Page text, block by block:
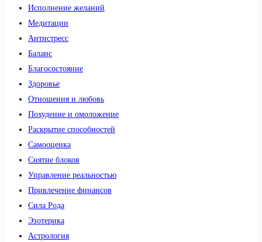
Исполнение желаний
Медитации
Антистресс
Баланс
Благосостояние
Здоровье
Отношения и любовь
Похудение и омоложение
Раскрытие способностей
Самооценка
Снятие блоков
Управление реальностью
Привлечение финансов
Сила Рода
Эзотерика
Астрология